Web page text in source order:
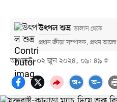
উৎপল শুভ্র ডালাস থেকে
প্রধান ক্রীড়া সম্পাদক, প্রথম আলো
আপডেট: ০২ জুন ২০২৪, ০৯: ৪৯